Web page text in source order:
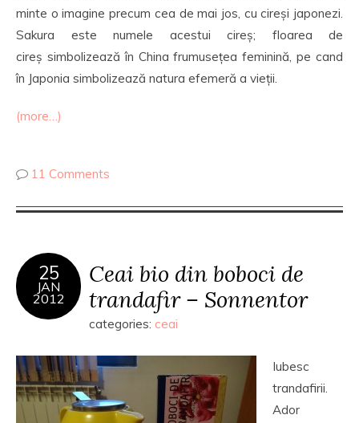
minte o imagine precum cea de mai jos, cu cireși japonezi.
Sakura este numele acestui cireș; floarea de
cireș simbolizează în China frumusețea feminină, pe cand
în Japonia simbolizează natura efemeră a vieții.
(more…)
11 Comments
25
JAN
2012
Ceai bio din boboci de
trandafir – Sonnentor
categories: ceai
Iubesc
trandafirii.
Ador